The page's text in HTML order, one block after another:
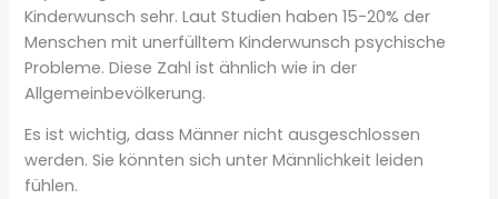
Kinderwunsch sehr. Laut Studien haben 15-20% der
Menschen mit unerfülltem Kinderwunsch psychische
Probleme. Diese Zahl ist ähnlich wie in der
Allgemeinbevölkerung.
Es ist wichtig, dass Männer nicht ausgeschlossen
werden. Sie könnten sich unter Männlichkeit leiden
fühlen.